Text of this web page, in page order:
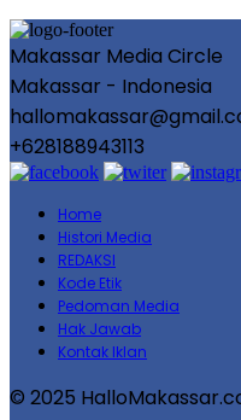
Makassar Media Circle
Makassar - Indonesia
+628188943113
Home
Histori Media
REDAKSI
Kode Etik
Pedoman Media
Hak Jawab
Kontak Iklan
© 2025